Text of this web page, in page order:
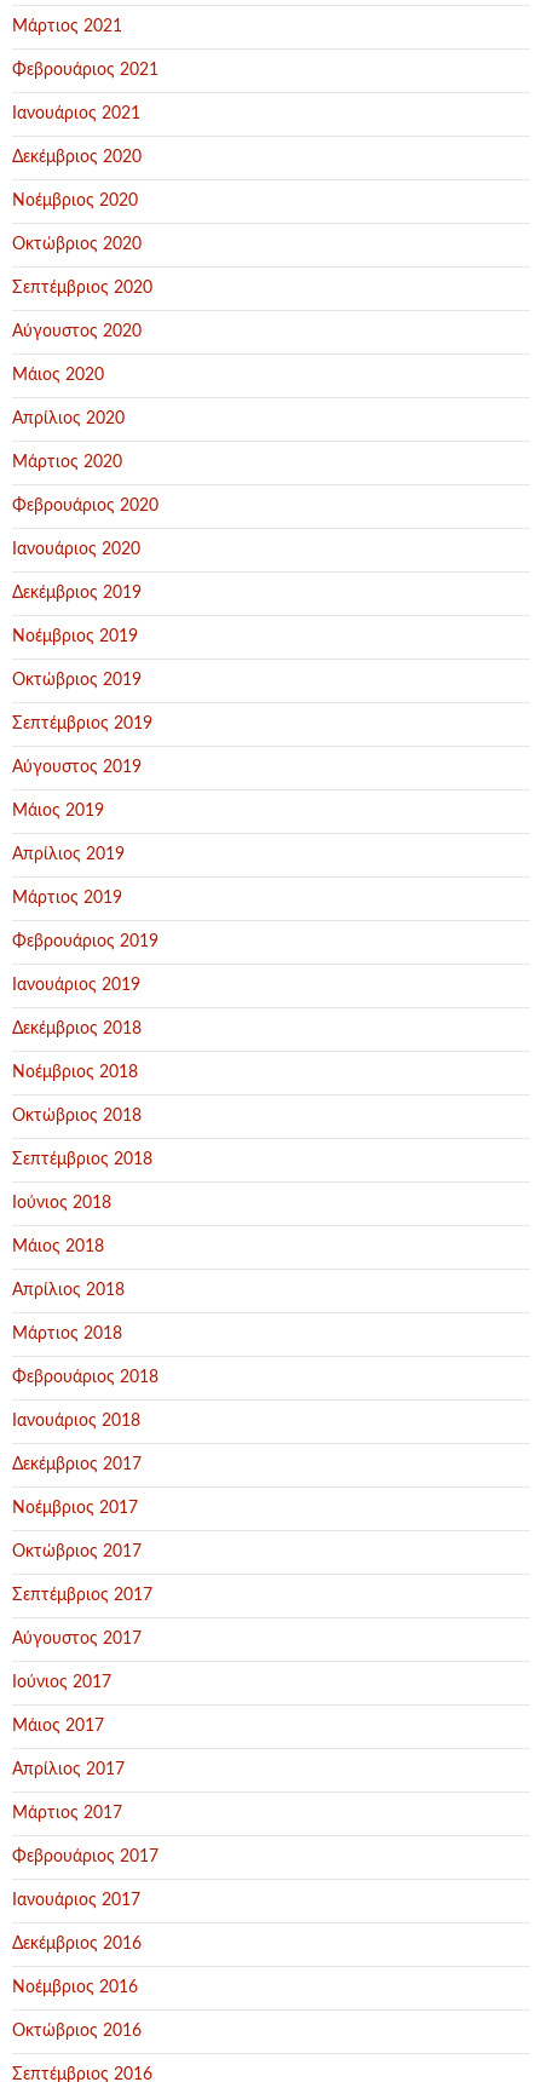
Μάρτιος 2021
Φεβρουάριος 2021
Ιανουάριος 2021
Δεκέμβριος 2020
Νοέμβριος 2020
Οκτώβριος 2020
Σεπτέμβριος 2020
Αύγουστος 2020
Μάιος 2020
Απρίλιος 2020
Μάρτιος 2020
Φεβρουάριος 2020
Ιανουάριος 2020
Δεκέμβριος 2019
Νοέμβριος 2019
Οκτώβριος 2019
Σεπτέμβριος 2019
Αύγουστος 2019
Μάιος 2019
Απρίλιος 2019
Μάρτιος 2019
Φεβρουάριος 2019
Ιανουάριος 2019
Δεκέμβριος 2018
Νοέμβριος 2018
Οκτώβριος 2018
Σεπτέμβριος 2018
Ιούνιος 2018
Μάιος 2018
Απρίλιος 2018
Μάρτιος 2018
Φεβρουάριος 2018
Ιανουάριος 2018
Δεκέμβριος 2017
Νοέμβριος 2017
Οκτώβριος 2017
Σεπτέμβριος 2017
Αύγουστος 2017
Ιούνιος 2017
Μάιος 2017
Απρίλιος 2017
Μάρτιος 2017
Φεβρουάριος 2017
Ιανουάριος 2017
Δεκέμβριος 2016
Νοέμβριος 2016
Οκτώβριος 2016
Σεπτέμβριος 2016